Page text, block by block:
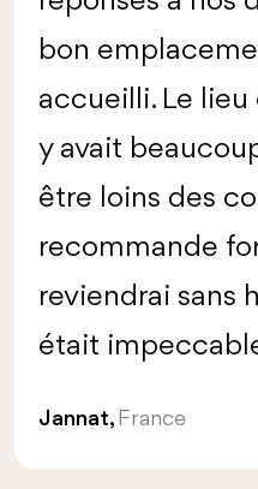
bon
accueilli. Le
y avait
être loins des
recommande
reviendrai sans
était
Jannat, France